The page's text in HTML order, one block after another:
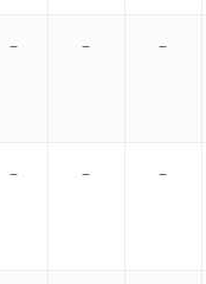
– – –
– – –